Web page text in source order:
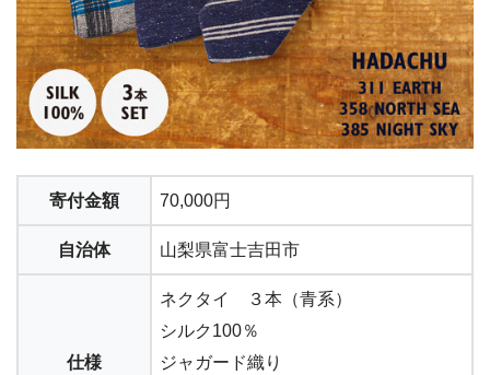
寄付金額 70,000円
自治体 山梨県富士吉田市
仕様
ネクタイ ３本（青系）
シルク100％
ジャガード織り